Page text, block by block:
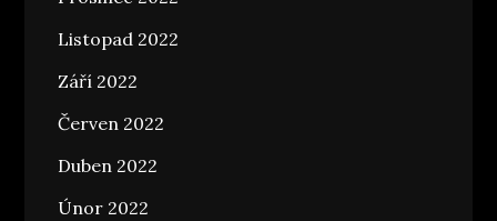
Listopad 2022
Září 2022
Červen 2022
Duben 2022
Únor 2022